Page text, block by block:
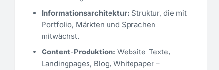
Informationsarchitektur: Struktur, die mit
Portfolio, Märkten und Sprachen
mitwächst.
Content-Produktion: Website-Texte,
Landingpages, Blog, Whitepaper –